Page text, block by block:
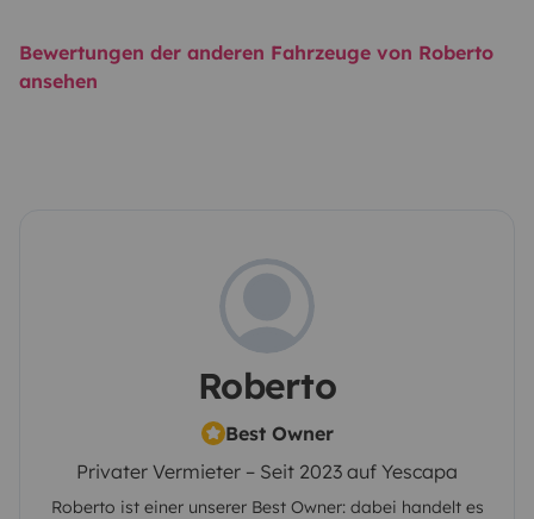
Bewertungen der anderen Fahrzeuge von Roberto
ansehen
Roberto
Best Owner
Privater Vermieter – Seit 2023 auf Yescapa
Roberto ist einer unserer Best Owner: dabei handelt es